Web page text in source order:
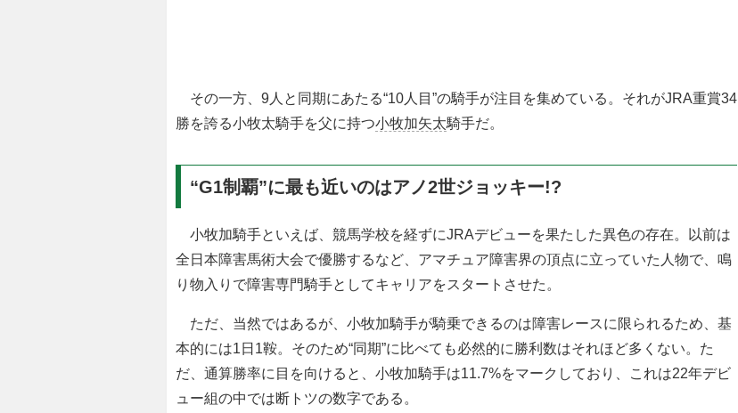
その一方、9人と同期にあたる“10人目”の騎手が注目を集めている。それがJRA重賞34
勝を誇る小牧太騎手を父に持つ小牧加矢太騎手だ。
“G1制覇”に最も近いのはアノ2世ジョッキー!?
小牧加騎手といえば、競馬学校を経ずにJRAデビューを果たした異色の存在。以前は
全日本障害馬術大会で優勝するなど、アマチュア障害界の頂点に立っていた人物で、鳴
り物入りで障害専門騎手としてキャリアをスタートさせた。
ただ、当然ではあるが、小牧加騎手が騎乗できるのは障害レースに限られるため、基
本的には1日1鞍。そのため“同期”に比べても必然的に勝利数はそれほど多くない。た
だ、通算勝率に目を向けると、小牧加騎手は11.7%をマークしており、これは22年デビ
ュー組の中では断トツの数字である。